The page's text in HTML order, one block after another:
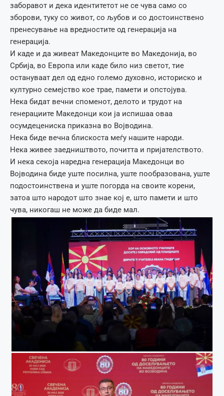
заборавот и дека идентитетот не се чува само со
зборови, туку со живот, со љубов и со достоинствено
пренесување на вредностите од генерација на
генерација.
И каде и да живеат Македонците во Македонија, во
Србија, во Европа или каде било низ светот, тие
остануваат дел од едно големо духовно, историско и
културно семејство кое трае, памети и опстојува.
Нека бидат вечни споменот, делото и трудот на
генерациите Македонци кои ја испишаа оваа
осумдецениска приказна во Војводина.
Нека биде вечна блискоста меѓу нашите народи.
Нека живее заедништвото, почитта и пријателството.
И нека секоја наредна генерација Македонци во
Војводина биде уште посилна, уште пообразована, уште
подостоинствена и уште погорда на своите корени,
затоа што народот што знае кој е, што памети и што
чува, никогаш не може да биде мал.